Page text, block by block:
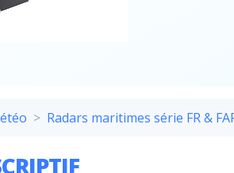
Radars maritimes série FR &